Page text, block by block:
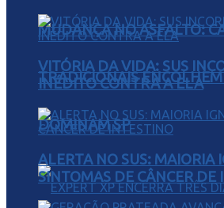
MUDANÇA NO ASFALTO:
TRADICIONAIS ENCOLHEM
DOMINAM SP
VITÓRIA DA VIDA: SUS
INÉDITO CONTRA A ELA
ALERTA NO SUS: MAIORIA
SINTOMAS DE CÂNCER DE